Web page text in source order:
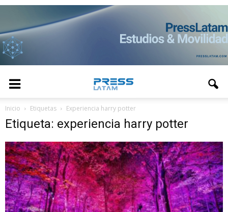
Inicio Etiquetas Experiencia harry potter
Etiqueta: experiencia harry potter